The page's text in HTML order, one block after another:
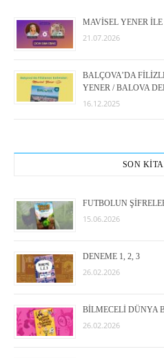
MAVİSEL YENER
21.07.2026
BALÇOVA’DA
YENER / BALOVA
16.12.2025
SON
FUTBOLUN
15.06.2026
DENEME 1, 2, 3
26.02.2026
BİLMECELİ DÜNYA
26.02.2026